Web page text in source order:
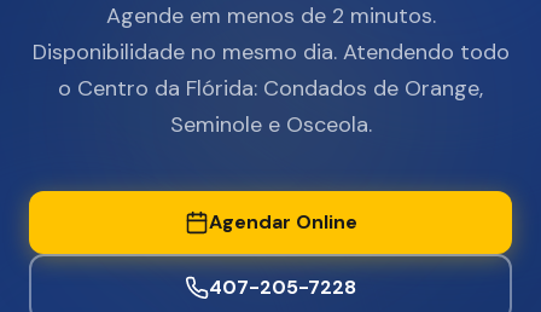
Agende em menos de 2 minutos.
Disponibilidade no mesmo dia. Atendendo todo
o Centro da Flórida: Condados de Orange,
Seminole e Osceola.
Agendar Online
407-205-7228